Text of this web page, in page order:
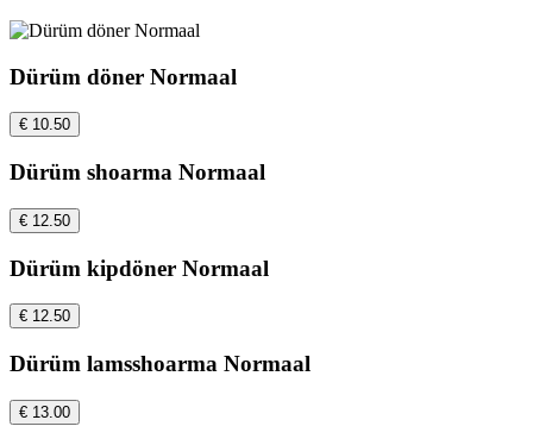
Dürüm döner Normaal
€ 10.50
Dürüm shoarma Normaal
€ 12.50
Dürüm kipdöner Normaal
€ 12.50
Dürüm lamsshoarma Normaal
€ 13.00